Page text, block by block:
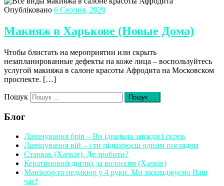
Опубліковано 6 Серпня, 2020
Макияж в Харькове (Новые Дома)
Чтобы блистать на мероприятии или скрыть
незапланированные дефекты на коже лица – воспользуйтесь
услугой макияжа в салоне красоты Афродита на Московском
проспекте. […]
Пошук Пошук …
Блог
Ламінування брів – Ви ідеальна завжди і скрізь
Ламінування вій – і ти підкорюєш одним поглядом
Старвак (Харків). Де зробити?
Кератиновий догляд за волоссям (Харків)
Манікюр та педикюр у 4 руки. Ми заощаджуємо Ваш
час!